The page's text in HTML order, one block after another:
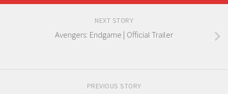
NEXT STORY
Avengers: Endgame | Official Trailer
PREVIOUS STORY